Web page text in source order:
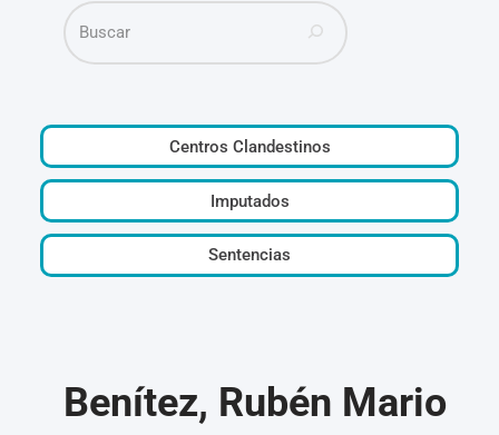
Centros Clandestinos
Imputados
Sentencias
Benítez, Rubén Mario